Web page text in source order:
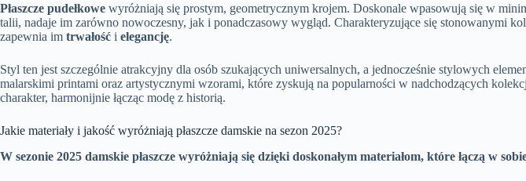
Płaszcze pudełkowe wyróżniają się prostym, geometrycznym krojem. Doskonale wpasowują się w
talii, nadaje im zarówno nowoczesny, jak i ponadczasowy wygląd. Charakteryzujące się stonowanymi
zapewnia im trwałość i elegancję.
Styl ten jest szczególnie atrakcyjny dla osób szukających uniwersalnych, a jednocześnie stylowych
malarskimi printami oraz artystycznymi wzorami, które zyskują na popularności w nadchodzących
charakter, harmonijnie łącząc modę z historią.
Jakie materiały i jakość wyróżniają płaszcze damskie na sezon 2025?
W sezonie 2025 damskie płaszcze wyróżniają się dzięki doskonałym materiałom, które łączą w